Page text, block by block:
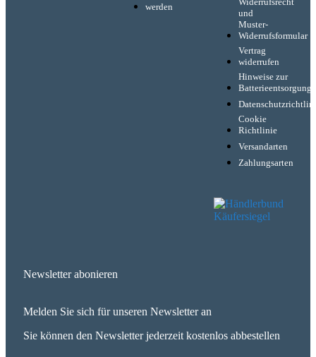
werden
und
Muster-
Widerrufsformular
Vertrag
widerrufen
Hinweise zur
Batterieentsorgung
Cookie
Richtlinie
Versandarten
Zahlungsarten
Newsletter abonieren
Melden Sie sich für unseren Newsletter an
Sie können den Newsletter jederzeit kostenlos abbestellen